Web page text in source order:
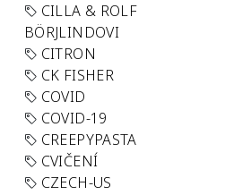
CILLA & ROLF
BÖRJLINDOVI
CITRON
CK FISHER
COVID
COVID-19
CREEPYPASTA
CVIČENÍ
CZECH-US